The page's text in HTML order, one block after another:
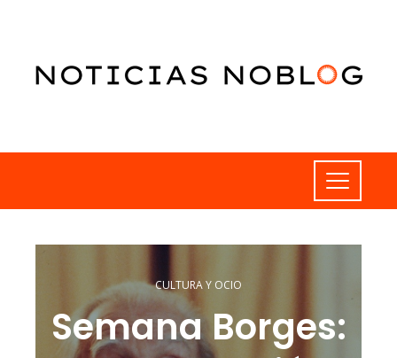
CULTURA Y OCIO
Semana Borges: